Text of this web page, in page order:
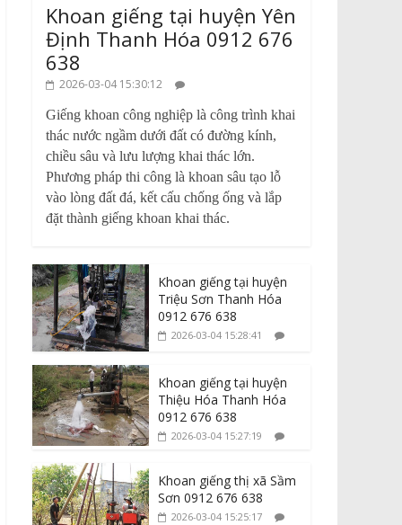
Khoan giếng tại huyện Yên
Định Thanh Hóa 0912 676
638
2026-03-04 15:30:12
Giếng khoan công nghiệp là công trình khai
thác nước ngầm dưới đất có đường kính,
chiều sâu và lưu lượng khai thác lớn.
Phương pháp thi công là khoan sâu tạo lỗ
vào lòng đất đá, kết cấu chống ống và lắp
đặt thành giếng khoan khai thác.
Khoan giếng tại huyện
Triệu Sơn Thanh Hóa
0912 676 638
2026-03-04 15:28:41
Khoan giếng tại huyện
Thiệu Hóa Thanh Hóa
0912 676 638
2026-03-04 15:27:19
Khoan giếng thị xã Sầm
Sơn 0912 676 638
2026-03-04 15:25:17